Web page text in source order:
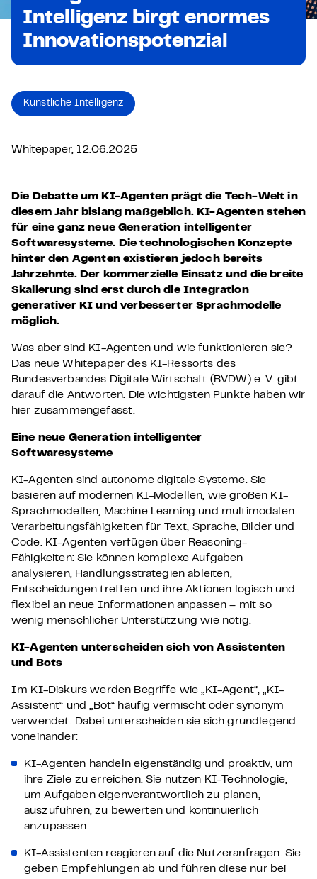
Intelligenz birgt enormes
Innovationspotenzial
Künstliche Intelligenz
Whitepaper, 12.06.2025
Die Debatte um KI-Agenten prägt die Tech-Welt in
diesem Jahr bislang maßgeblich. KI-Agenten stehen
für eine ganz neue Generation intelligenter
Softwaresysteme. Die technologischen Konzepte
hinter den Agenten existieren jedoch bereits
Jahrzehnte. Der kommerzielle Einsatz und die breite
Skalierung sind erst durch die Integration
generativer KI und verbesserter Sprachmodelle
möglich.
Was aber sind KI-Agenten und wie funktionieren sie?
Das neue Whitepaper des KI-Ressorts des
Bundesverbandes Digitale Wirtschaft (BVDW) e. V. gibt
darauf die Antworten. Die wichtigsten Punkte haben wir
hier zusammengefasst.
Eine neue Generation intelligenter
Softwaresysteme
KI-Agenten sind autonome digitale Systeme. Sie
basieren auf modernen KI-Modellen, wie großen KI-
Sprachmodellen, Machine Learning und multimodalen
Verarbeitungsfähigkeiten für Text, Sprache, Bilder und
Code. KI-Agenten verfügen über Reasoning-
Fähigkeiten: Sie können komplexe Aufgaben
analysieren, Handlungsstrategien ableiten,
Entscheidungen treffen und ihre Aktionen logisch und
flexibel an neue Informationen anpassen – mit so
wenig menschlicher Unterstützung wie nötig.
KI-Agenten unterscheiden sich von Assistenten
und Bots
Im KI-Diskurs werden Begriffe wie „KI-Agent“, „KI-
Assistent“ und „Bot“ häufig vermischt oder synonym
verwendet. Dabei unterscheiden sie sich grundlegend
voneinander:
KI-Agenten handeln eigenständig und proaktiv, um
ihre Ziele zu erreichen. Sie nutzen KI-Technologie,
um Aufgaben eigenverantwortlich zu planen,
auszuführen, zu bewerten und kontinuierlich
anzupassen.
KI-Assistenten reagieren auf die Nutzeranfragen. Sie
geben Empfehlungen ab und führen diese nur bei